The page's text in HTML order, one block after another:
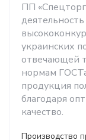
ПП
украинских
отвечающей
нормам
продукция
благодаря
качество.
Производство